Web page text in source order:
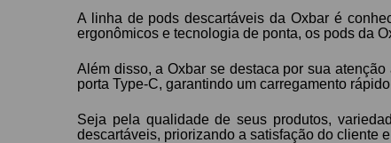
A linha de pods descartáveis da Oxbar é
ergonômicos e tecnologia de ponta, os pods da
Além disso, a Oxbar se destaca por sua
porta Type-C, garantindo um carregamento
Seja pela qualidade de seus produtos,
descartáveis, priorizando a satisfação do cliente